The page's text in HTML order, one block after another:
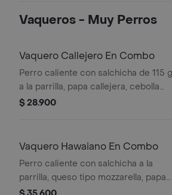
alimentos de origen animal)
Vaqueros - Muy Perros
Vaquero Callejero En Combo
Perro caliente con salchicha de 115 g
a la parrilla, papa callejera, cebolla
picada, salsa blanca, salsa de tomate
PET
$ 28.900
Vaquero Hawaiano En Combo
Perro caliente con salchicha a la
parrilla, queso tipo mozzarella, papa
callejera, piña y salsas en pan perro +